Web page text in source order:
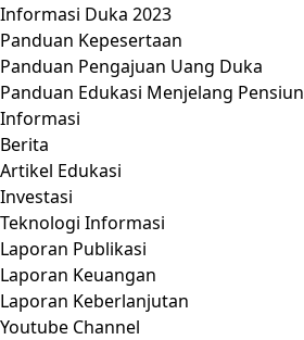
Informasi Duka 2023
Panduan Kepesertaan
Panduan Pengajuan Uang Duka
Panduan Edukasi Menjelang Pensiun
Informasi
Berita
Artikel Edukasi
Investasi
Teknologi Informasi
Laporan Publikasi
Laporan Keuangan
Laporan Keberlanjutan
Youtube Channel